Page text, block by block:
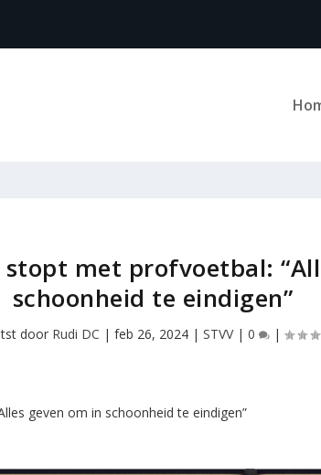
stopt met profvoetbal:
schoonheid te eindigen”
door Rudi DC |feb 26, 2024 |STVV|0 |